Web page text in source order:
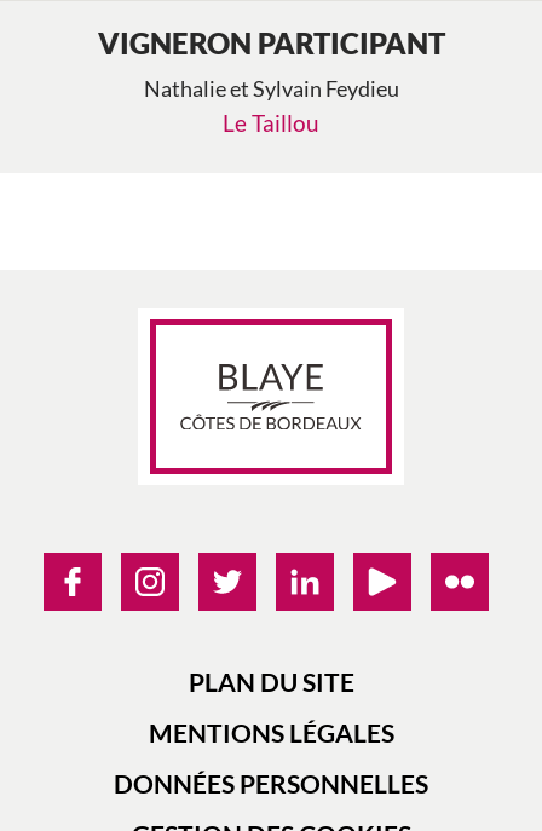
VIGNERON PARTICIPANT
Nathalie et Sylvain Feydieu
Le Taillou
PLAN DU SITE
MENTIONS LÉGALES
DONNÉES PERSONNELLES